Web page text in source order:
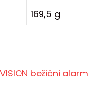
169,5 g
bežični alarm